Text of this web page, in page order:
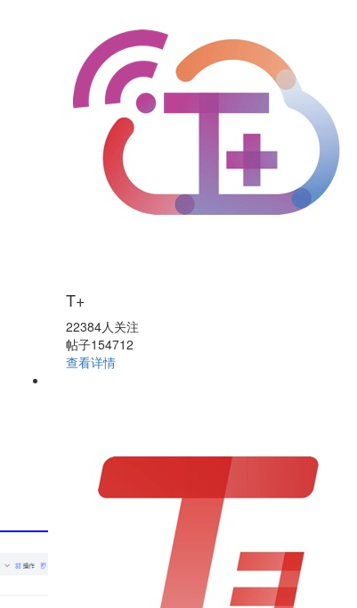
T+
22384人关注
帖子154712
查看详情